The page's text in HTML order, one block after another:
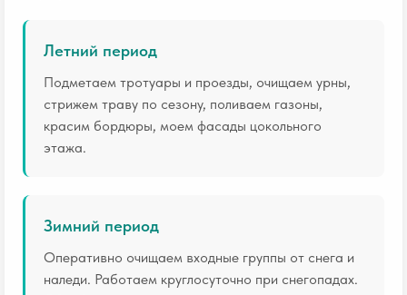
Летний период
Подметаем тротуары и проезды, очищаем урны,
стрижем траву по сезону, поливаем газоны,
красим бордюры, моем фасады цокольного
этажа.
Зимний период
Оперативно очищаем входные группы от снега и
наледи. Работаем круглосуточно при снегопадах.